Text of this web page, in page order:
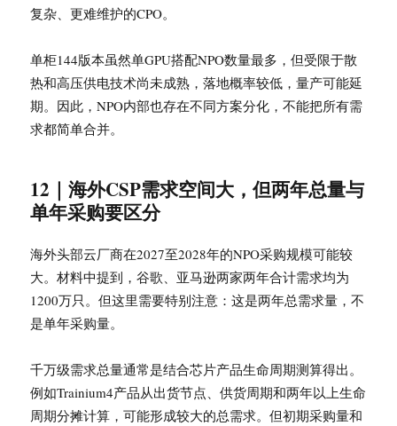
复杂、更难维护的CPO。
单柜144版本虽然单GPU搭配NPO数量最多，但受限于散
热和高压供电技术尚未成熟，落地概率较低，量产可能延
期。因此，NPO内部也存在不同方案分化，不能把所有需
求都简单合并。
12｜海外CSP需求空间大，但两年总量与
单年采购要区分
海外头部云厂商在2027至2028年的NPO采购规模可能较
大。材料中提到，谷歌、亚马逊两家两年合计需求均为
1200万只。但这里需要特别注意：这是两年总需求量，不
是单年采购量。
千万级需求总量通常是结合芯片产品生命周期测算得出。
例如Trainium4产品从出货节点、供货周期和两年以上生命
周期分摊计算，可能形成较大的总需求。但初期采购量和